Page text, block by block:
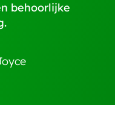
behoorlijke